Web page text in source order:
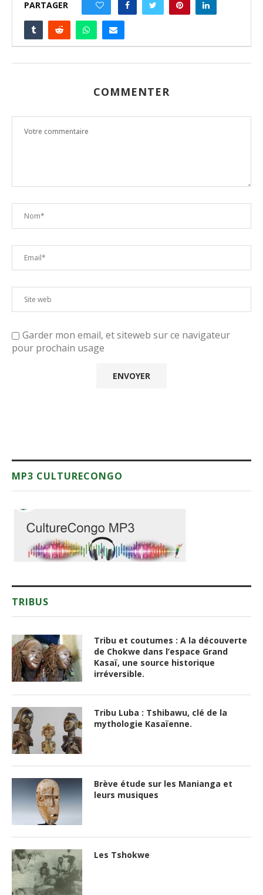
PARTAGER
COMMENTER
Garder mon email, et siteweb sur ce navigateur
pour prochain usage
MP3 CULTURECONGO
TRIBUS
Tribu et coutumes : A la découverte
de Chokwe dans l’espace Grand
Kasaï, une source historique
irréversible.
Tribu Luba : Tshibawu, clé de la
mythologie Kasaïenne.
Brève étude sur les Manianga et
leurs musiques
Les Tshokwe